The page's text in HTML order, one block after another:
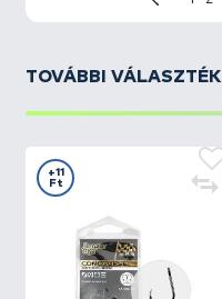
TOVÁBBI VÁLASZTÉK
+11
Ft